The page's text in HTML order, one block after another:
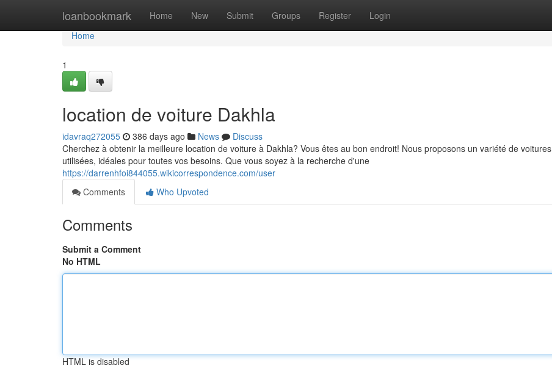
loanbookmark Home New Submit Groups Register Login
Home
Home
1
location de voiture Dakhla
idavraq272055 386 days ago News
Discuss
Cherchez à obtenir la meilleure location de voiture à Dakhla? Vous êtes au bon endroit! Nous proposons un variété de voitures
utilisées, idéales pour toutes vos besoins. Que vous soyez à la recherche d'une
https://darrenhfoi844055.wikicorrespondence.com/user
Comments
Who Upvoted
Comments
Submit a Comment
No HTML
HTML is disabled